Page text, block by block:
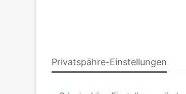
Privatspähre-Einstellungen